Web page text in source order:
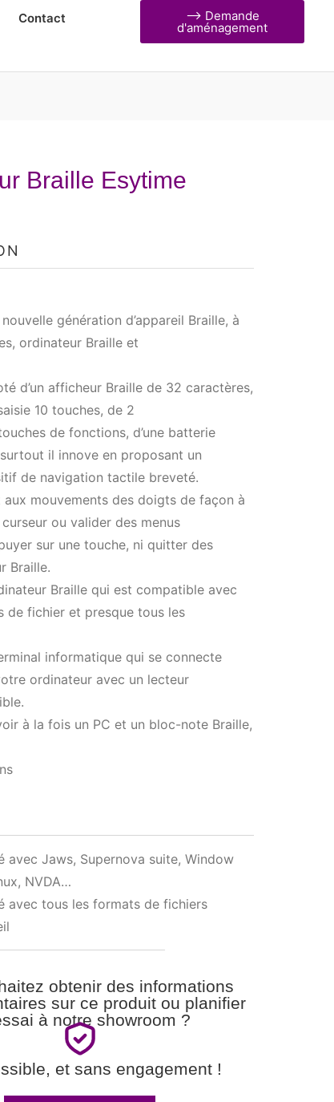
Contact ⟶ Demande
d'aménagement
Braille Esytime
génération d’appareil Braille, à
ordinateur Braille et
d’un afficheur Braille de 32 caractères,
10 touches, de 2
de fonctions, d’une batterie
il innove en proposant un
de navigation tactile breveté.
aux mouvements des doigts de façon à
ou valider des menus
sur une touche, ni quitter des
Braille.
Braille qui est compatible avec
de fichier et presque tous les
informatique qui se connecte
ordinateur avec un lecteur
à la fois un PC et un bloc-note Braille,
avec Jaws, Supernova suite, Window
NVDA…
avec tous les formats de fichiers
obtenir des informations
sur ce produit ou planifier
à notre showroom ?
et sans engagement !